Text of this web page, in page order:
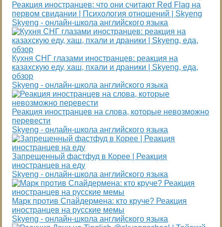
Реакция иностранцев: что они считают Red Flag на
первом свидании | Психология отношений | Skyeng
Skyeng - онлайн-школа английского языка
Кухня СНГ глазами иностранцев: реакция на
казахскую еду, хаш, пхали и драники | Skyeng, еда,
обзор
Skyeng - онлайн-школа английского языка
Реакция иностранцев на слова, которые невозможно
перевести
Skyeng - онлайн-школа английского языка
Запрещенный фастфуд в Корее | Реакция
иностранцев на еду
Skyeng - онлайн-школа английского языка
Марк против Спайдермена: кто круче? Реакция
иностранцев на русские мемы
Skyeng - онлайн-школа английского языка